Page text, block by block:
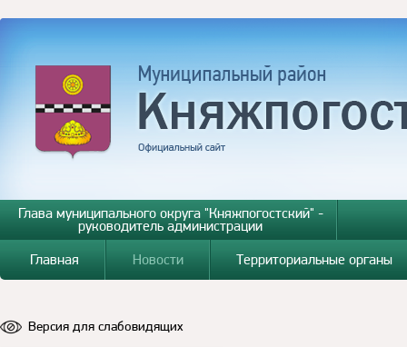
Глава муниципального округа "Княжпогостский" -
руководитель администрации
Главная
Новости Территориальные органы
Версия для слабовидящих